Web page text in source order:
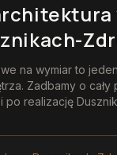
na wymiarto
Zadbamy o
po realizację